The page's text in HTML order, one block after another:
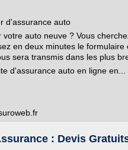
d'assurance auto
votre auto neuve ? Vous
en deux minutes le
sera transmis dans les plus
d'assurance auto en ligne en...
: Devis